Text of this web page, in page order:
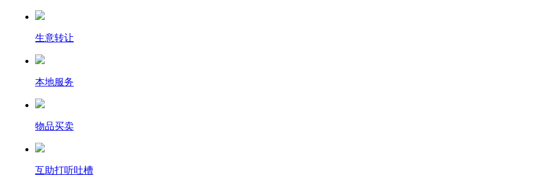
生意转让
本地服务
物品买卖
互助打听吐槽